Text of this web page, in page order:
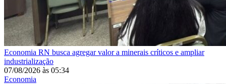
Economia RN busca agregar valor a minerais críticos e ampliar
industrialização
07/08/2026 às 05:34
Economia